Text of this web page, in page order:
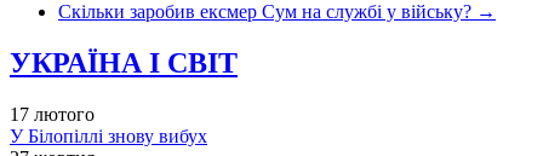
Скільки заробив ексмер Сум на службі у війську? →
УКРАЇНА І СВІТ
17 лютого
У Білопіллі знову вибух